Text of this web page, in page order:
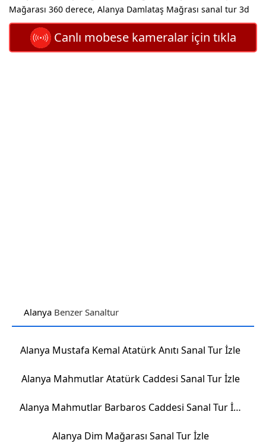
Mağarası 360 derece, Alanya Damlataş Mağrası sanal tur 3d
Canlı mobese kameralar için tıkla
Alanya Benzer Sanaltur
Alanya Mustafa Kemal Atatürk Anıtı Sanal Tur İzle
Alanya Mahmutlar Atatürk Caddesi Sanal Tur İzle
Alanya Mahmutlar Barbaros Caddesi Sanal Tur İzle
Alanya Dim Mağarası Sanal Tur İzle